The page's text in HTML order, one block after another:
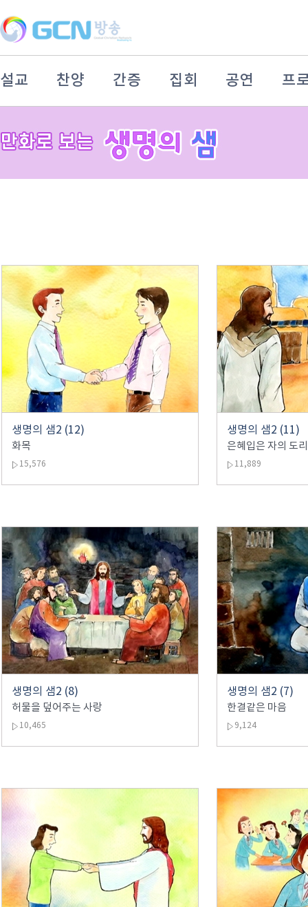
설교 찬양 간증 집회 공연 프
생명의 샘2 (12)
화목
15,576
생명의 샘2 (11)
은혜입은 자의 도리
11,889
생명의 샘2 (8)
허물을 덮어주는 사랑
10,465
생명의 샘2 (7)
한결같은 마음
9,124